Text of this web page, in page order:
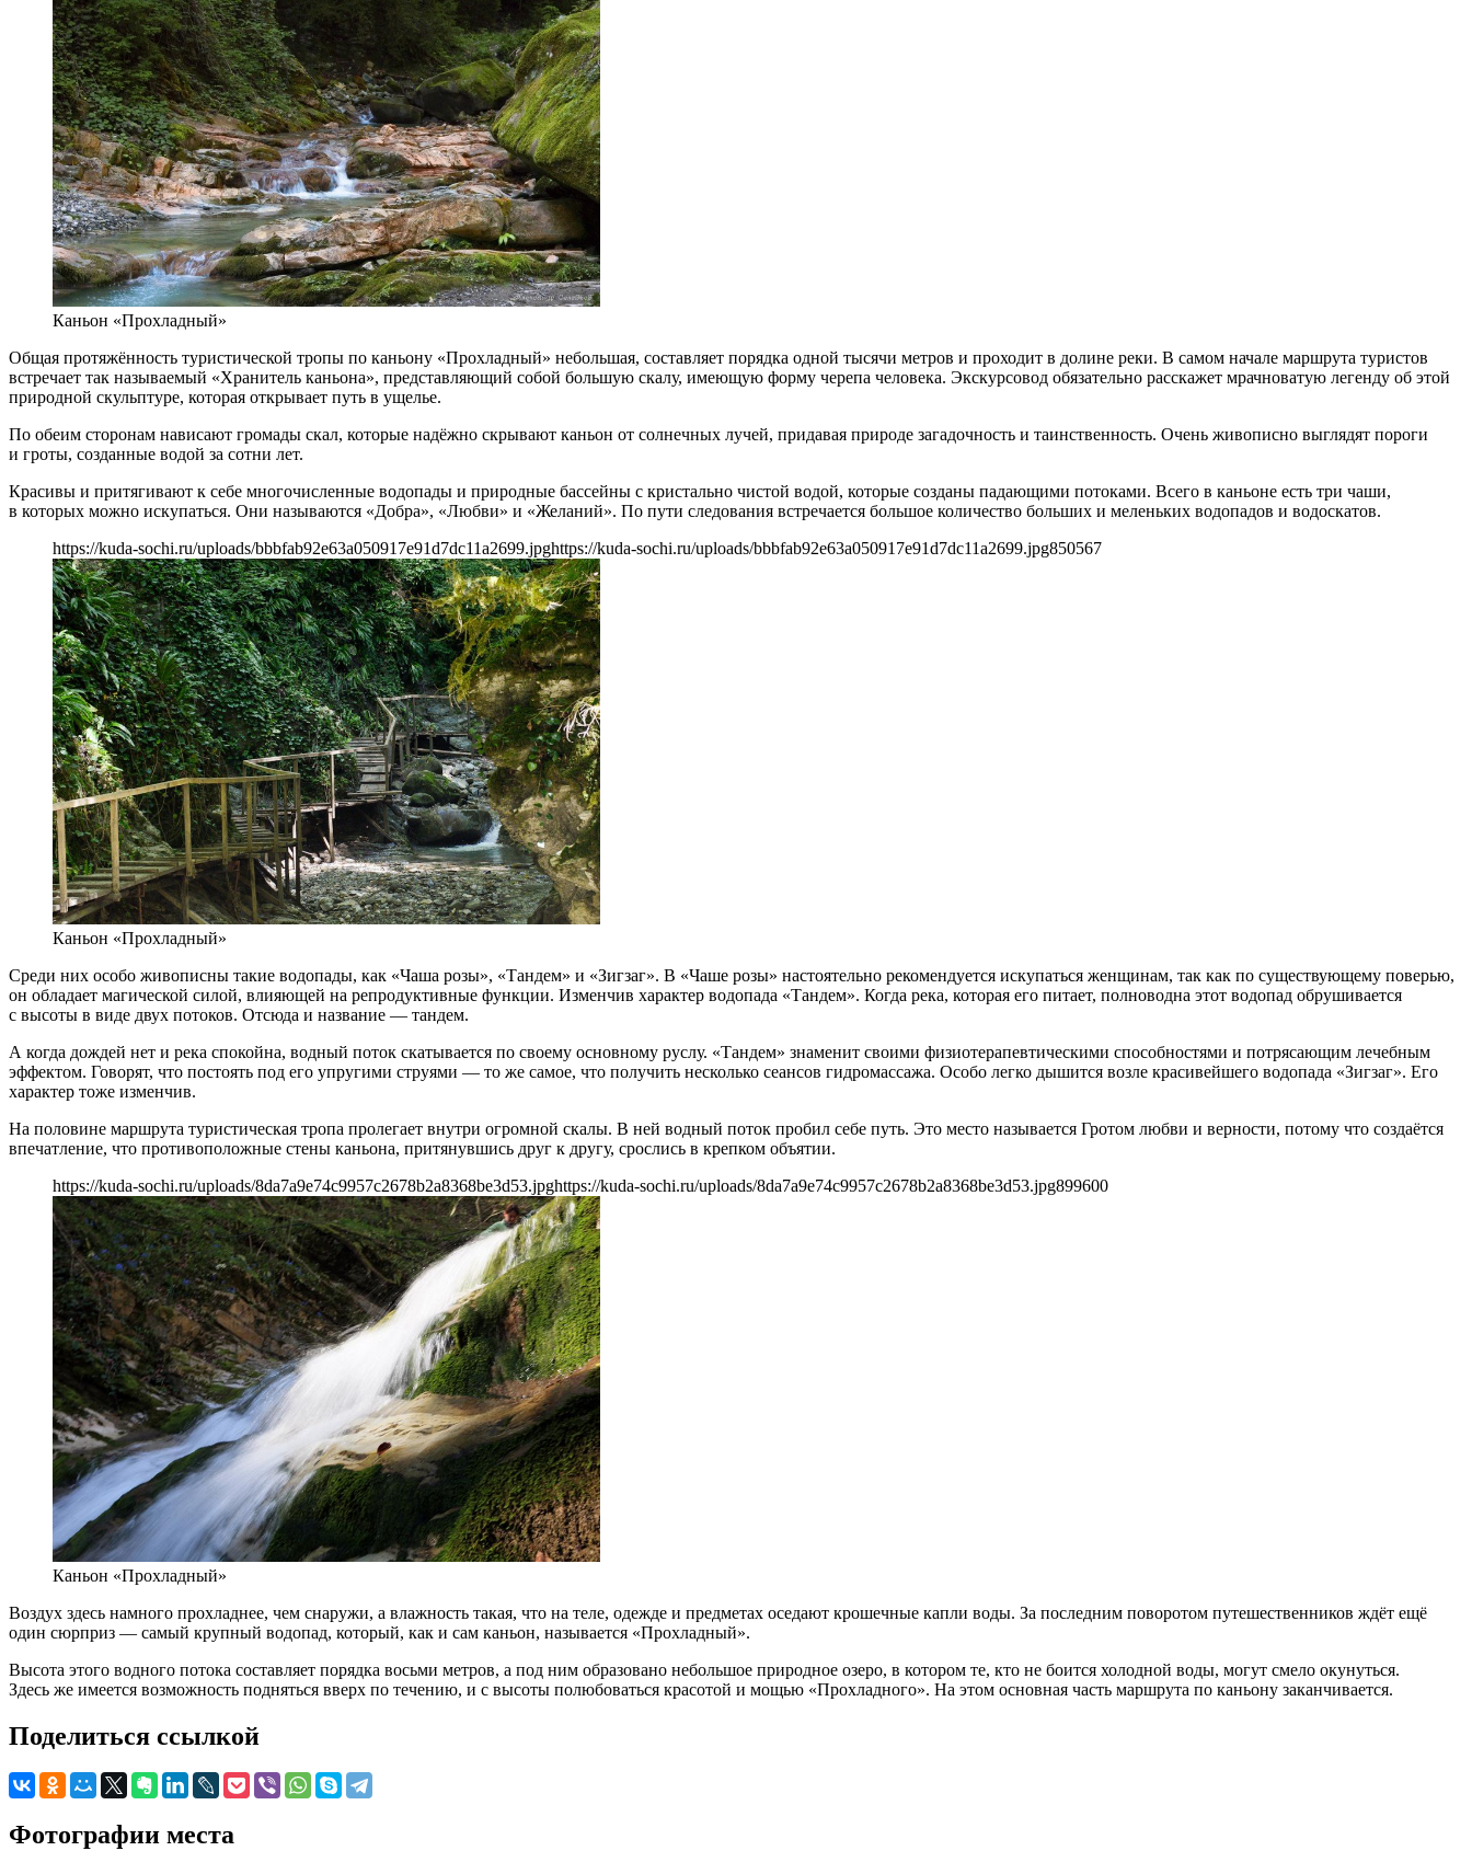
Каньон «Прохладный»
Общая протяжённость туристической тропы по каньону «Прохладный» небольшая, составляет порядка одной тысячи метров и проходит в долине реки. В самом начале маршрута туристов
встречает так называемый «Хранитель каньона», представляющий собой большую скалу, имеющую форму черепа человека. Экскурсовод обязательно расскажет мрачноватую легенду об этой
природной скульптуре, которая открывает путь в ущелье.
По обеим сторонам нависают громады скал, которые надёжно скрывают каньон от солнечных лучей, придавая природе загадочность и таинственность. Очень живописно выглядят пороги
и гроты, созданные водой за сотни лет.
Красивы и притягивают к себе многочисленные водопады и природные бассейны с кристально чистой водой, которые созданы падающими потоками. Всего в каньоне есть три чаши,
в которых можно искупаться. Они называются «Добра», «Любви» и «Желаний». По пути следования встречается большое количество больших и меленьких водопадов и водоскатов.
https://kuda-sochi.ru/uploads/bbbfab92e63a050917e91d7dc11a2699.jpghttps://kuda-sochi.ru/uploads/bbbfab92e63a050917e91d7dc11a2699.jpg850567
Каньон «Прохладный»
Среди них особо живописны такие водопады, как «Чаша розы», «Тандем» и «Зигзаг». В «Чаше розы» настоятельно рекомендуется искупаться женщинам, так как по существующему поверью,
он обладает магической силой, влияющей на репродуктивные функции. Изменчив характер водопада «Тандем». Когда река, которая его питает, полноводна этот водопад обрушивается
с высоты в виде двух потоков. Отсюда и название — тандем.
А когда дождей нет и река спокойна, водный поток скатывается по своему основному руслу. «Тандем» знаменит своими физиотерапевтическими способностями и потрясающим лечебным
эффектом. Говорят, что постоять под его упругими струями — то же самое, что получить несколько сеансов гидромассажа. Особо легко дышится возле красивейшего водопада «Зигзаг». Его
характер тоже изменчив.
На половине маршрута туристическая тропа пролегает внутри огромной скалы. В ней водный поток пробил себе путь. Это место называется Гротом любви и верности, потому что создаётся
впечатление, что противоположные стены каньона, притянувшись друг к другу, срослись в крепком объятии.
https://kuda-sochi.ru/uploads/8da7a9e74c9957c2678b2a8368be3d53.jpghttps://kuda-sochi.ru/uploads/8da7a9e74c9957c2678b2a8368be3d53.jpg899600
Каньон «Прохладный»
Воздух здесь намного прохладнее, чем снаружи, а влажность такая, что на теле, одежде и предметах оседают крошечные капли воды. За последним поворотом путешественников ждёт ещё
один сюрприз — самый крупный водопад, который, как и сам каньон, называется «Прохладный».
Высота этого водного потока составляет порядка восьми метров, а под ним образовано небольшое природное озеро, в котором те, кто не боится холодной воды, могут смело окунуться.
Здесь же имеется возможность подняться вверх по течению, и с высоты полюбоваться красотой и мощью «Прохладного». На этом основная часть маршрута по каньону заканчивается.
Поделиться ссылкой
Фотографии места